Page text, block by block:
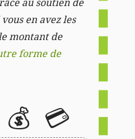
en avez les
montant de
forme de
💰 💳